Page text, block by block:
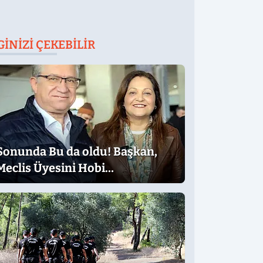
ÇEKEBILIR
Bu da oldu! Başkan,
Üyesini Hobi
Attırdı